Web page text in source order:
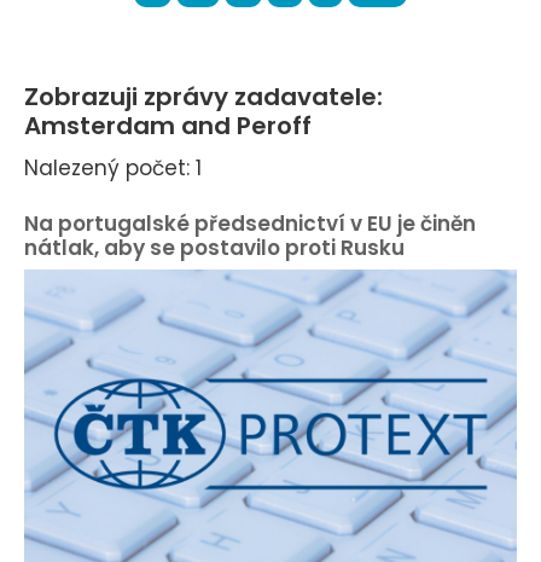
Zobrazuji zprávy zadavatele:
Amsterdam and Peroff
Nalezený počet: 1
Na portugalské předsednictví v EU je činěn
nátlak, aby se postavilo proti Rusku